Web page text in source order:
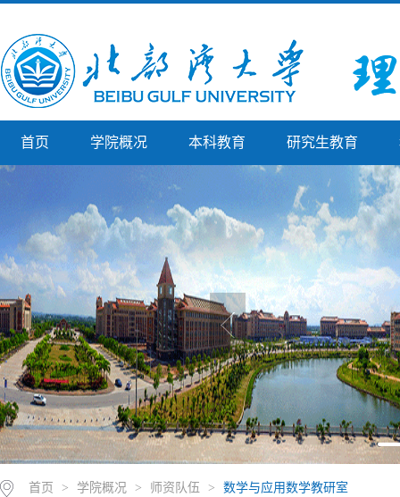
首页 学院概况 本科教育 研究生教育
首页 > 学院概况 > 师资队伍 > 数学与应用数学教研室